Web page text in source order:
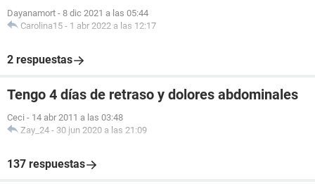
Dayanamort - 8 dic 2021 a las 05:44
Carolina15 - 1 abr 2022 a las 12:17
2 respuestas
Tengo 4 días de retraso y dolores abdominales
Ceci - 14 abr 2011 a las 03:48
Zay_24 - 30 jun 2020 a las 21:09
137 respuestas